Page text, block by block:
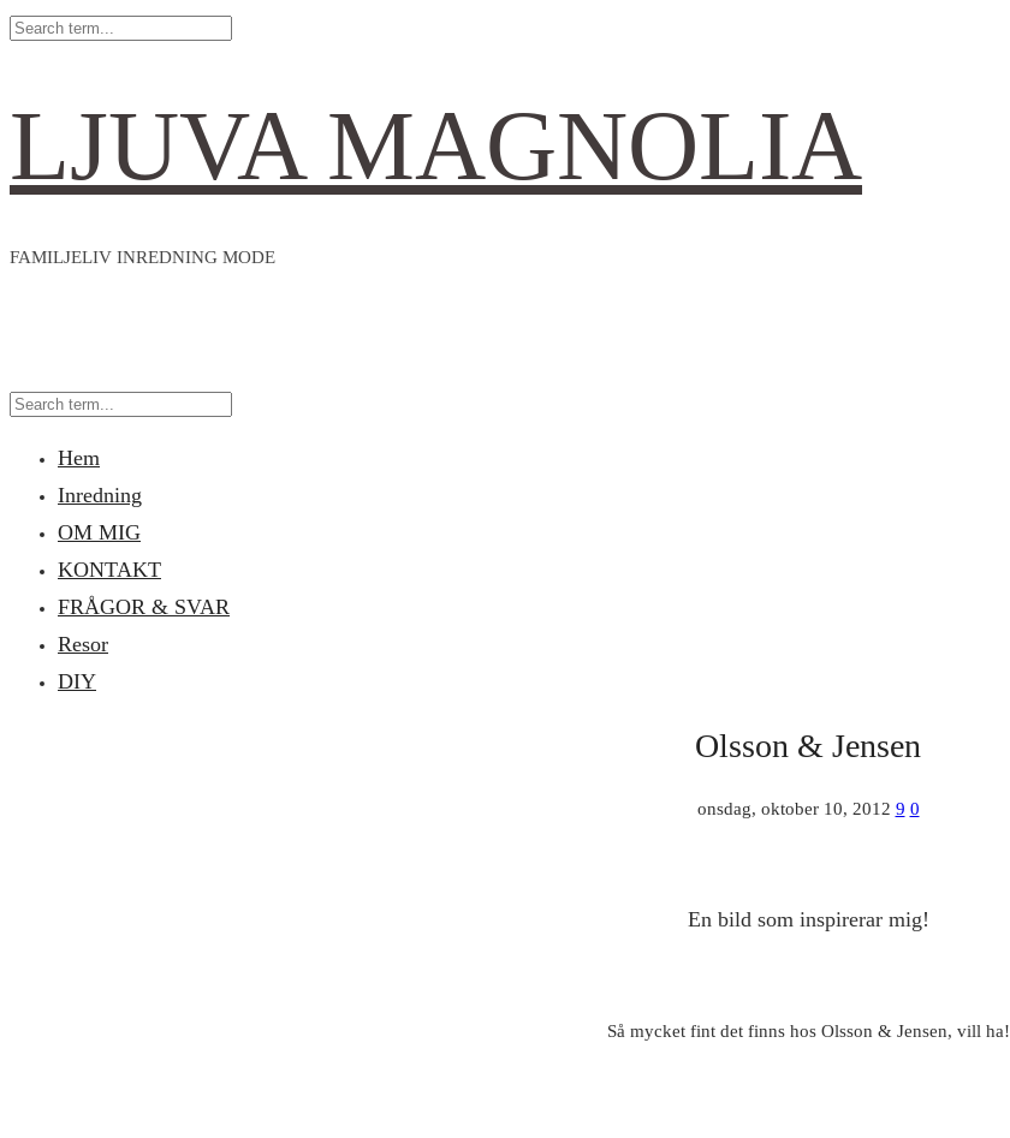
LJUVA MAGNOLIA
FAMILJELIV INREDNING MODE
Hem
Inredning
OM MIG
KONTAKT
FRÅGOR & SVAR
Resor
DIY
Olsson & Jensen
onsdag, oktober 10, 2012 9 0
En bild som inspirerar mig!
Så mycket fint det finns hos Olsson & Jensen, vill ha!